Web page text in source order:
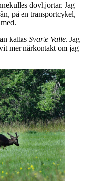
dovhjortar. Jag
på en transportcykel,
kallas Svarte Valle. Jag
mer närkontakt om jag